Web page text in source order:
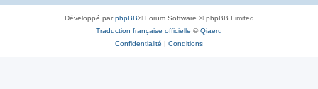
Développé parphpBB® Forum Software © phpBB Limited
Traduction française officielle ©Qiaeru
Confidentialité | Conditions